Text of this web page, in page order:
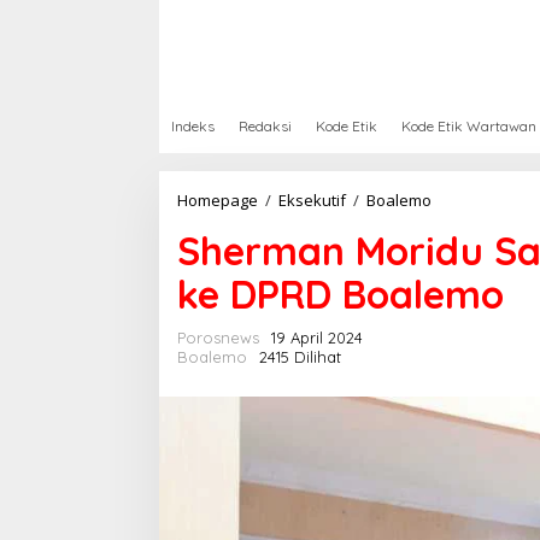
Indeks Redaksi Kode Etik Kode Etik Wartawan
Homepage / Eksekutif / Boalemo
e
r
m
a
i
Sherman Moridu
ke DPRD Boalemo
Porosnews
19 April 2024
Boalemo
2415 Dilihat